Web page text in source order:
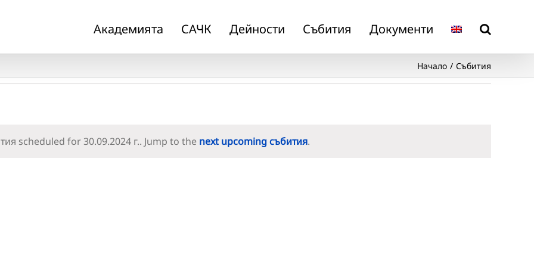
Академията САЧК Дейности Събития Документи
Начало Събития
Notice
scheduled for 30.09.2024 г.. Jump to the next upcoming събития.